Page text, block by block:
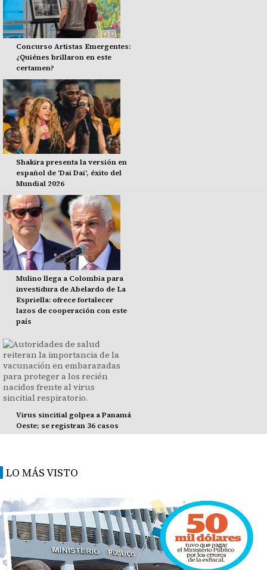
Concurso Artistas Emergentes:
¿Quiénes brillaron en este
certamen?
Shakira presenta la versión en
español de 'Dai Dai', éxito del
Mundial 2026
Mulino llega a Colombia para
investidura de Abelardo de La
Espriella: ofrece fortalecer
lazos de cooperación con este
país
Virus sincitial golpea a Panamá
Oeste; se registran 36 casos
LO MÁS VISTO